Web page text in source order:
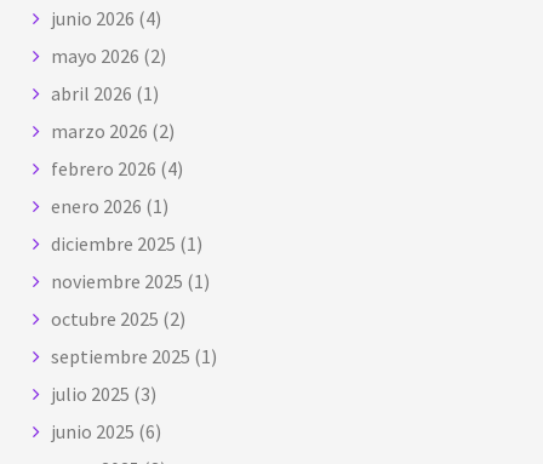
junio 2026 (4)
mayo 2026 (2)
abril 2026 (1)
marzo 2026 (2)
febrero 2026 (4)
enero 2026 (1)
diciembre 2025 (1)
noviembre 2025 (1)
octubre 2025 (2)
septiembre 2025 (1)
julio 2025 (3)
junio 2025 (6)